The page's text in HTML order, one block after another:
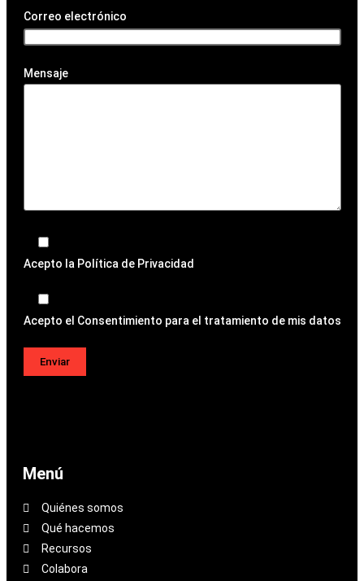
Correo electrónico
Mensaje
Acepto la Política de Privacidad
Acepto el Consentimiento para el tratamiento de mis datos
Menú
Quiénes somos
Qué hacemos
Recursos
Colabora